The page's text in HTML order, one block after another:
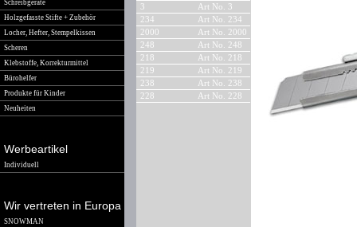
Schreibgeräte
Holzgefasste Stifte + Zubehör
Locher, Hefter, Stempelkissen
Scheren
Klebstoffe, Korrekturmittel
Bürohelfer
Produkte für Kinder
Neuheiten
Werbeartikel
Individuell
Wir vertreten in Europa
SNOWMAN
3
Art No. 3
234
Art No. 234
2000
Art No. 2000
248
Art No. 248
218
Art No. 218
219
Art No. 219
238
Art No. 238
228
Art No. 228